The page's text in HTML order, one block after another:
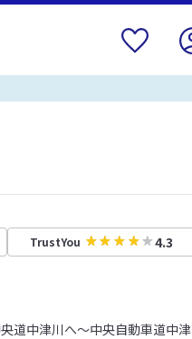
TrustYou 4.3
道中津川へ～中央自動車道中津